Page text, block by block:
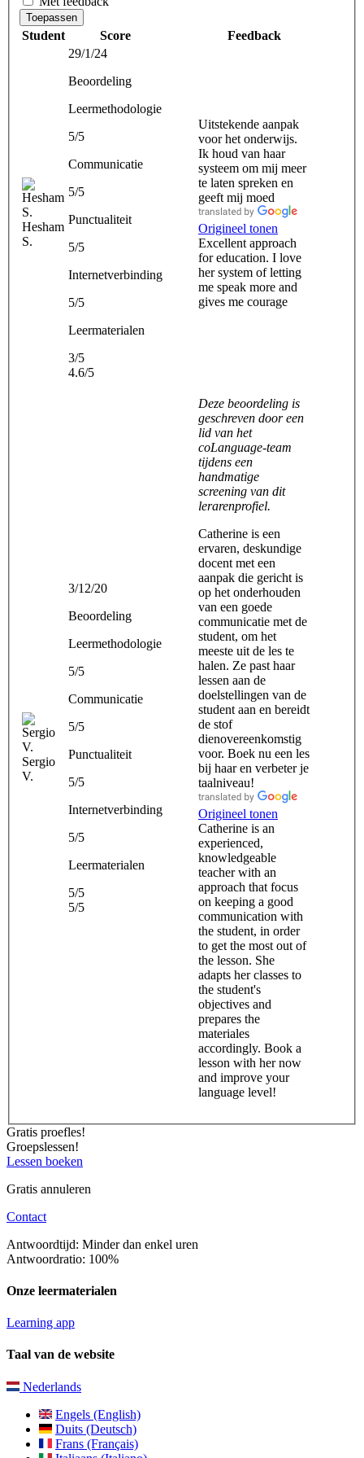
Toepassen
Student Score Feedback
Hesham
S.
29/1/24
Beoordeling
Leermethodologie
5/5
Communicatie
5/5
Punctualiteit
5/5
Internetverbinding
5/5
Leermaterialen
3/5
4.6/5
Uitstekende aanpak
voor het onderwijs.
Ik houd van haar
systeem om mij meer
te laten spreken en
geeft mij moed
Origineel tonen
Excellent approach
for education. I love
her system of letting
me speak more and
gives me courage
Sergio
V.
3/12/20
Beoordeling
Leermethodologie
5/5
Communicatie
5/5
Punctualiteit
5/5
Internetverbinding
5/5
Leermaterialen
5/5
5/5
Deze beoordeling is
geschreven door een
lid van het
coLanguage-team
tijdens een
handmatige
screening van dit
lerarenprofiel.
Catherine is een
ervaren, deskundige
docent met een
aanpak die gericht is
op het onderhouden
van een goede
communicatie met de
student, om het
meeste uit de les te
halen. Ze past haar
lessen aan de
doelstellingen van de
student aan en bereidt
de stof
dienovereenkomstig
voor. Boek nu een les
bij haar en verbeter je
taalniveau!
Origineel tonen
Catherine is an
experienced,
knowledgeable
teacher with an
approach that focus
on keeping a good
communication with
the student, in order
to get the most out of
the lesson. She
adapts her classes to
the student's
objectives and
prepares the
materiales
accordingly. Book a
lesson with her now
and improve your
language level!
Gratis proefles!
Groepslessen!
Lessen boeken
Gratis annuleren
Contact
Antwoordtijd: Minder dan enkel uren
Antwoordratio: 100%
Onze leermaterialen
Learning app
Taal van de website
Nederlands
Engels (English)
Duits (Deutsch)
Frans (Français)